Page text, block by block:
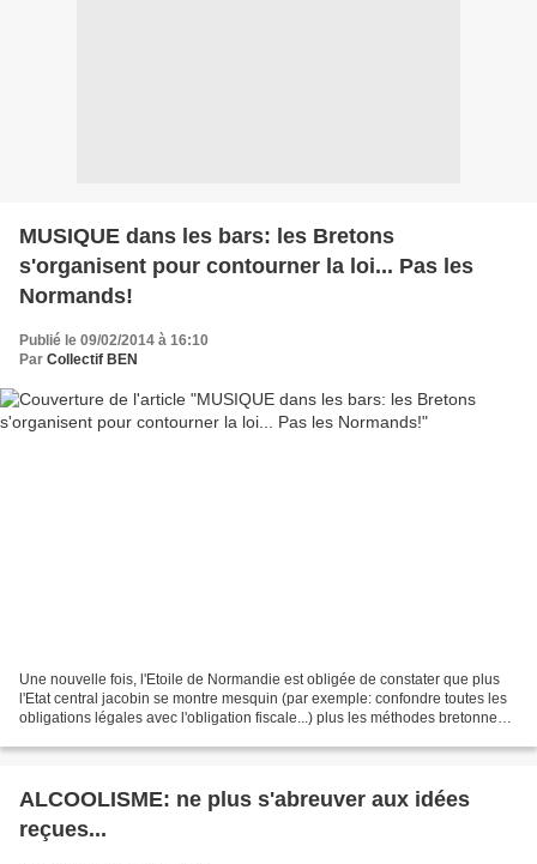
MUSIQUE dans les bars: les Bretons
s'organisent pour contourner la loi... Pas les
Normands!
Publié le 09/02/2014 à 16:10
Par Collectif BEN
Une nouvelle fois, l'Etoile de Normandie est obligée de constater que plus
l'Etat central jacobin se montre mesquin (par exemple: confondre toutes les
obligations légales avec l'obligation fiscale...) plus les méthodes bretonnes
ALCOOLISME: ne plus s'abreuver aux idées
reçues...